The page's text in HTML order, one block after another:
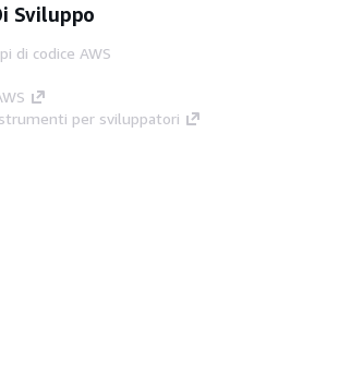
Sviluppo
di codice AWS
per sviluppatori